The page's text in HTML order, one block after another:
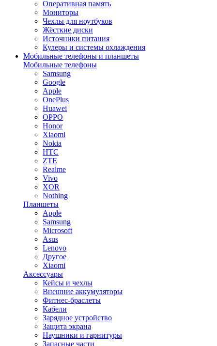
Оперативная память
Мониторы
Чехлы для ноутбуков
Жёсткие диски
Источники питания
Кулеры и системы охлаждения
Мобильные телефоны и планшеты
Мобильные телефоны
Samsung
Google
Apple
OnePlus
Huawei
OPPO
Honor
Xiaomi
Nokia
HTC
ZTE
Realme
Vivo
XOR
Nothing
Планшеты
Apple
Samsung
Microsoft
Asus
Lenovo
Другое
Xiaomi
Аксессуары
Кейсы и чехлы
Внешние аккумуляторы
Фитнес-браслеты
Кабели
Зарядное устройство
Защита экрана
Наушники и гарнитуры
Запасные части